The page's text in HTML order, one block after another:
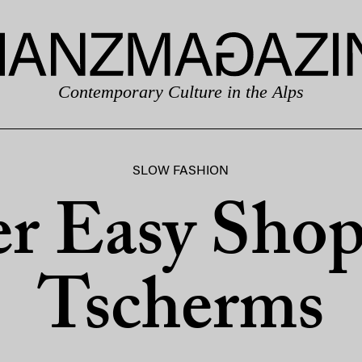
Contemporary Culture in the Alps
SLOW FASHION
Easy
Tscherms